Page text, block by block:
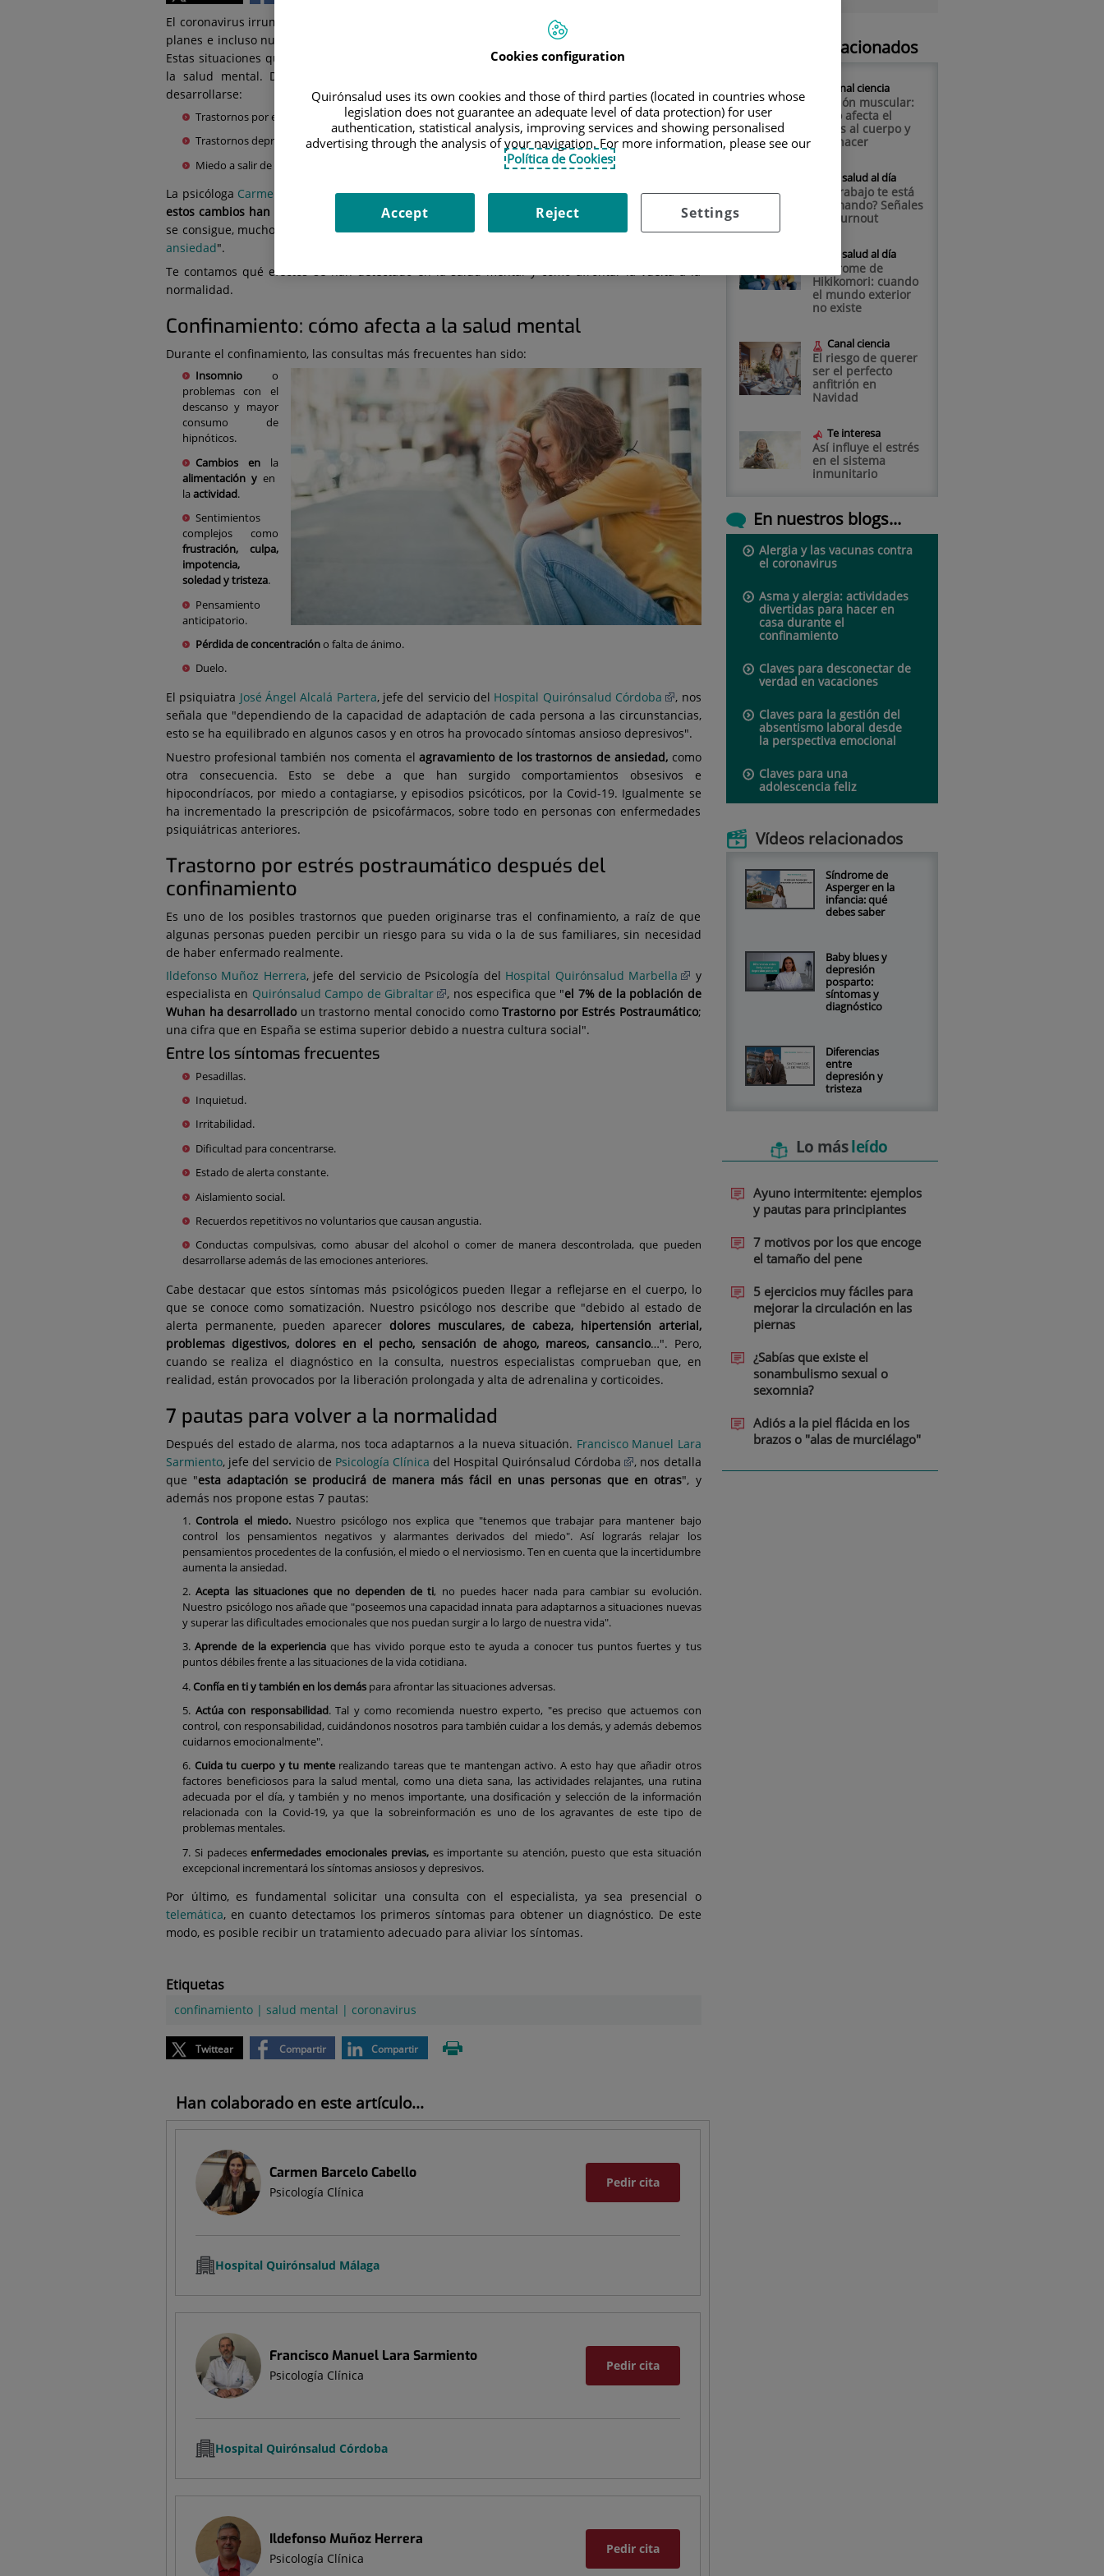
El coronavirus irrumpió poniendo patas arriba nuestro estilo de vida, nuestras rutinas, nuestros
planes e incluso nuestras emociones; y ahora también debemos adaptarnos a otra normalidad.
Estas situaciones que hemos vivido en tan solo unos meses podrían terminar repercutiendo en
la salud mental. De hecho, se estima que, conforme se recupere la normalidad, podrían
desarrollarse:
Trastornos por estrés postraumático
Trastornos depresivos
Miedo a salir de casa
La psicóloga Carmen Barceló Cabello,del Hospital Quirónsalud Málaga , nos indica que "todos
estos cambios han exigido
, y exigen, de nosotros grandes esfuerzos de adaptación
y, hasta que
se consigue, muchos de nosotros presentamos sintomatología diversa, comodepresión, estrés o
ansiedad".
Te contamos qué efectos se han detectado en la salud mental y cómo afrontar la vuelta a la
normalidad.
Confinamiento: cómo afecta a la salud mental
Durante el confinamiento, las consultas más frecuentes han sido:
Insomnio o
problemas con el
descanso y mayor
consumo de
hipnóticos.
Cambios en la
alimentación y en
laactividad.
Sentimientos
complejos como
frustración, culpa,
impotencia,
soledad y tristeza.
Pensamiento
anticipatorio.
Pérdida de concentracióno falta de ánimo.
Duelo.
El psiquiatra José Ángel Alcalá Partera, jefe del servicio del Hospital Quirónsalud Córdoba
, nos
señala que "dependiendo de la capacidad de adaptación de cada persona a las circunstancias,
esto se ha equilibrado en algunos casos y en otros ha provocado síntomas ansioso depresivos".
Nuestro profesional también nos comenta elagravamiento de los trastornos de ansiedad, como
otra consecuencia. Esto se debe a que han surgido comportamientos obsesivos e
hipocondríacos, por miedo a contagiarse, y episodios psicóticos, por la Covid-19. Igualmente se
ha incrementado la prescripción de psicofármacos, sobre todo en personas con enfermedades
psiquiátricas anteriores.
Trastorno por estrés postraumático después del
confinamiento
Es uno de los posibles trastornos que pueden originarse tras el confinamiento, a raíz de que
algunas personas pueden percibir un riesgo para su vida o la de sus familiares, sin necesidad
de haber enfermado realmente.
Ildefonso Muñoz Herrera, jefe del servicio de Psicología del Hospital Quirónsalud Marbella
y
especialista en Quirónsalud Campo de Gibraltar , nos especifica que "el 7% de la población de
Wuhan ha desarrollado un trastorno mental conocido comoTrastorno por Estrés Postraumático;
una cifra que en España se estima superior debido a nuestra cultura social".
Entre los síntomas frecuentes
Pesadillas.
Inquietud.
Irritabilidad.
Dificultad para concentrarse.
Estado de alerta constante.
Aislamiento social.
Recuerdos repetitivos no voluntarios que causan angustia.
Conductas compulsivas, como abusar del alcohol o comer de manera descontrolada, que pueden
desarrollarse además de las emociones anteriores.
Cabe destacar que estos síntomas más psicológicos pueden llegar a reflejarse en el cuerpo, lo
que se conoce como somatización. Nuestro psicólogo nos describe que "debido al estado de
alerta permanente, pueden aparecer dolores musculares, de cabeza, hipertensión arterial,
problemas digestivos, dolores en el pecho, sensación de ahogo, mareos, cansancio…". Pero,
cuando se realiza el diagnóstico en la consulta, nuestros especialistas comprueban que, en
realidad, están provocados por la liberación prolongada y alta de adrenalina y corticoides.
7 pautas para volver a la normalidad
Después del estado de alarma, nos toca adaptarnos a la nueva situación. Francisco Manuel Lara
Sarmiento, jefe del servicio de Psicología Clínica del Hospital Quirónsalud Córdoba
, nos detalla
que "esta adaptación se producirá de manera más fácil en unas personas que en otras", y
además nos propone estas 7 pautas:
Controla el miedo.Nuestro psicólogo nos explica que "tenemos que trabajar para mantener bajo
control los pensamientos negativos y alarmantes derivados del miedo". Así lograrás relajar los
pensamientos procedentes de la confusión, el miedo o el nerviosismo. Ten en cuenta que la incertidumbre
aumenta la ansiedad.
Acepta las situaciones que no dependen de ti, no puedes hacer nada para cambiar su evolución.
Nuestro psicólogo nos añade que "poseemos una capacidad innata para adaptarnos a situaciones nuevas
y superar las dificultades emocionales que nos puedan surgir a lo largo de nuestra vida".
Aprende de la experiencia que has vivido porque esto te ayuda a conocer tus puntos fuertes y tus
puntos débiles frente a las situaciones de la vida cotidiana.
Confía en ti y también en los demás para afrontar las situaciones adversas.
Actúa con responsabilidad. Tal y como recomienda nuestro experto, "es preciso que actuemos con
control, con responsabilidad, cuidándonos nosotros para también cuidar a los demás, y además debemos
cuidarnos emocionalmente".
Cuida tu cuerpo y tu menterealizando tareas que te mantengan activo. A esto hay que añadir otros
factores beneficiosos para la salud mental, como una dieta sana, las actividades relajantes, una rutina
adecuada por el día, y también y no menos importante, una dosificación y selección de la información
relacionada con la Covid-19, ya que la sobreinformación es uno de los agravantes de este tipo de
problemas mentales.
Si padecesenfermedades emocionales previas,es importante su atención, puesto que esta situación
excepcional incrementará los síntomas ansiosos y depresivos.
Por último, es fundamental solicitar una consulta con el especialista, ya sea presencial o
telemática, en cuanto detectamos los primeros síntomas para obtener un diagnóstico. De este
modo, es posible recibir un tratamiento adecuado para aliviar los síntomas.
Etiquetas
confinamiento | salud mental | coronavirus
Twittear Compartir Compartir
Han colaborado en este artículo...
Carmen Barcelo Cabello
Psicología Clínica
Pedir cita
Hospital Quirónsalud Málaga
Francisco Manuel Lara Sarmiento
Psicología Clínica
Pedir cita
Hospital Quirónsalud Córdoba
Ildefonso Muñoz Herrera
Psicología Clínica
Pedir cita
Artículos relacionados
Canal ciencia
Tensión muscular:
cómo afecta el
estrés al cuerpo y
qué hacer
Tu salud al día
¿Tu trabajo te está
quemando? Señales
del burnout
Tu salud al día
Síndrome de
Hikikomori: cuando
el mundo exterior
no existe
Canal ciencia
El riesgo de querer
ser el perfecto
anfitrión en
Navidad
Te interesa
Así influye el estrés
en el sistema
inmunitario
En nuestros blogs...
Alergia y las vacunas contra
el coronavirus
Asma y alergia: actividades
divertidas para hacer en
casa durante el
confinamiento
Claves para desconectar de
verdad en vacaciones
Claves para la gestión del
absentismo laboral desde
la perspectiva emocional
Claves para una
adolescencia feliz
Vídeos relacionados
Síndrome de
Asperger en la
infancia: qué
debes saber
Baby blues y
depresión
posparto:
síntomas y
diagnóstico
Diferencias
entre
depresión y
tristeza
Lo másleído
Ayuno intermitente: ejemplos
y pautas para principiantes
7 motivos por los que encoge
el tamaño del pene
5 ejercicios muy fáciles para
mejorar la circulación en las
piernas
¿Sabías que existe el
sonambulismo sexual o
sexomnia?
Adiós a la piel flácida en los
brazos o "alas de murciélago"
Cookies configuration
Quirónsalud uses its own cookies and those of third parties (located in countries whose
legislation does not guarantee an adequate level of data protection) for user
authentication, statistical analysis, improving services and showing personalised
advertising through the analysis of your navigation. For more information, please see our
Política de Cookies
Settings
Reject
Accept